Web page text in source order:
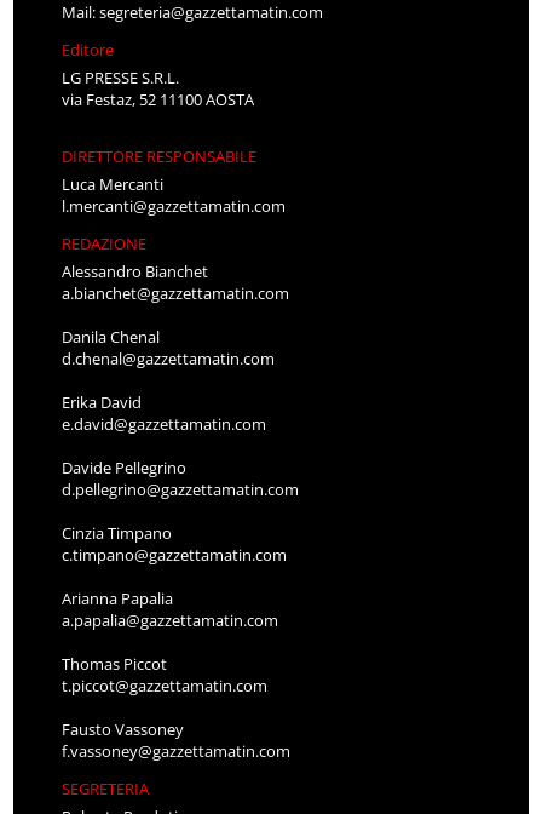
Mail:segreteria@gazzettamatin.com
Editore
LG PRESSE S.R.L.
via Festaz, 52 11100 AOSTA
DIRETTORE RESPONSABILE
Luca Mercanti
l.mercanti@gazzettamatin.com
REDAZIONE
Alessandro Bianchet
a.bianchet@gazzettamatin.com
Danila Chenal
d.chenal@gazzettamatin.com
Erika David
e.david@gazzettamatin.com
Davide Pellegrino
d.pellegrino@gazzettamatin.com
Cinzia Timpano
c.timpano@gazzettamatin.com
Arianna Papalia
a.papalia@gazzettamatin.com
Thomas Piccot
t.piccot@gazzettamatin.com
Fausto Vassoney
f.vassoney@gazzettamatin.com
SEGRETERIA